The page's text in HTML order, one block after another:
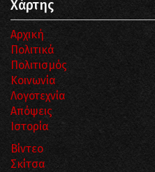
Χάρτης
Αρχική
Πολιτικά
Πολιτισμός
Κοινωνία
Λογοτεχνία
Απόψεις
Ιστορία
Βίντεο
Σκίτσα